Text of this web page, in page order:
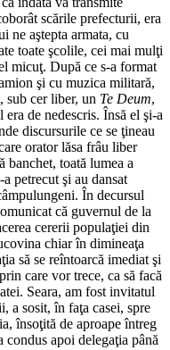
scările prefecturii, era
ne aştepta armata, cu
toate şcolile, cei mai mulţi
micuţ. După ce s-a format
şi cu muzica militară,
sub cer liber, un Te Deum,
de nedescris. Însă el şi-a
discursurile ce se ţineau
orator lăsa frâu liber
banchet, toată lumea a
petrecut şi au dansat
În decursul
că guvernul de la
cererii populaţiei din
chiar în dimineaţa
să se reîntoarcă imediat şi
care vor trece, ca să facă
Seara, am fost invitatul
a sosit, în faţa casei, spre
însoţită de aproape întreg
apoi delegaţia până